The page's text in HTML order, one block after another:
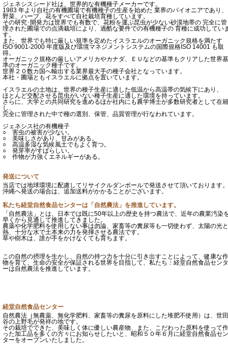
ジェネシスシード社は、世界的な有機種子メーカーです。
1983 年より自社の有機圃場で有機種子の生産を始めた 業界のパイオニアであり、
野菜、ハーブ、花をすべて自社栽培育種しています。
その研究･開発力は世界でも有数で、花粉を運ぶ昆虫が少ない砂漠地帯の 完全に管
理された圃場での点滴栽培により、過酷な要件での有機種子の 育種に成功してい
す。
また、世界でも特に厳しい規準を定めたイスラエルのオーガニック規格を満たす
ISO 9001-2000 年度版及び環境マネジメントシステムの国際規格ISO 14001 も取
得。
オーガニック規格の厳しいアメリカやカナダ、ＥＵなどの基準もクリアした世界基
準のオーガニック種子です。
世界２０数カ国へ輸出する業界最大手の種子会社となっています。
本社・圃場ともイスラエルに拠点を置いています。
イスラエルの土地は、世界の種子生産に適した低温から高温帯の気候下にあり、
ほとんど交配させる昆虫がいない種子生産に適した環境を持っています。
さらに、大学との共同研究を進めるほか社内にも農学博士が多数研究者として在籍
し、
完全に管理された中で種の選別、保管、品質管理が行なわれています。
ジェネシス社の有機種子
○ 害虫の被害が少ない。
○ 美味しさがあり、甘みがある。
○ 高温多湿な気候風土でもよく育つ。
○ 発芽率がすばらしい。
○ 作物が力強くエネルギーがある。
発送について
当店では地球環境に配慮してリサイクルダンボールで発送させて頂いております。
沖縄へ発送の場合は、追加送料がかかることがございます。
私たち経堂自然食品センターは「自然農法」を推進しています。
「自然農法」とは、日本では既に50年以上の歴史を持つ農法で、近年の農業汚染
早くから見通して推進してきました。
農薬や化学肥料を使用しない事は勿論、家畜等の糞尿等も一切使わず、太陽の光と
熱、十分な水で土本来の力を発揮させる農法です。
草や樹木は、誰が手をかけなくても育ちます。
この自然の摂理を生かし、自然の持つ力を十分に引き出すことによって、健康な作
物を育て、生命の安全が保証される世界を目指して、私たち：経堂自然食品センタ
ーは自然農法を推進しています。
経堂自然食品センター
自然農法（無農薬、無化学肥料、家畜等の糞尿を原料にした堆肥不使用）は、世田
谷の上野毛が発祥の地です。
その栽培でできた、美味しく体に優しい農産物、また、こだわった原料を使って作
った加工品を多くの方々にお知らせしたいと、昭和５０年６月に経堂自然食品セン
ターをオープンいたしました。